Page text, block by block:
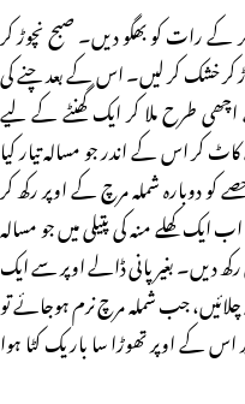
رات کو بھگو دیں۔ صبح نچوڑ کر
کر خشک کر لیں۔ اس کے بعد چنے کی
طرح ملا کر ایک گھنٹے کے لیے
کر اس کے اندر جو مسالہ تیار کیا
دوبارہ شملہ مرچ کے اوپر رکھ کر
کھلے منہ کی پتیلی میں جو مسالہ
دیں۔ بغیر پانی ڈالے اوپر سے ایک
جب شملہ مرچ نرم ہوجائے تو
اس کے اوپر تھوڑا سا باریک کٹا ہوا